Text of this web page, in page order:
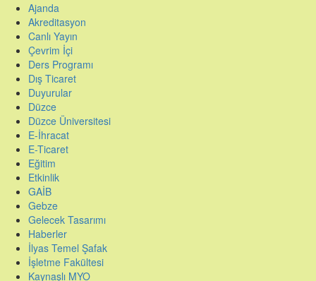
Ajanda
Akreditasyon
Canlı Yayın
Çevrim İçi
Ders Programı
Dış Ticaret
Duyurular
Düzce
Düzce Üniversitesi
E-İhracat
E-Ticaret
Eğitim
Etkinlik
GAİB
Gebze
Gelecek Tasarımı
Haberler
İlyas Temel Şafak
İşletme Fakültesi
Kaynaşlı MYO